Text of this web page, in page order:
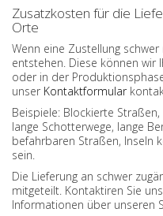
Zusatzkosten für die
Orte
Wenn eine Zustellung
entstehen. Diese können wir
oder in der
unser Kontaktformular
Beispiele: Blockierte
lange Schotterwege, lange
befahrbaren Straßen, Inseln
sein.
Die Lieferung an schwer
mitgeteilt. Kontaktiren Sie
Informationen über unseren